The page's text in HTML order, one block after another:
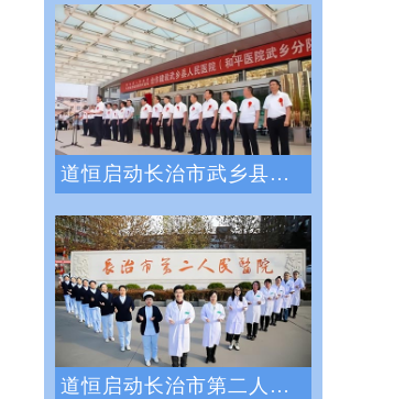
道恒启动长治市武乡县人民医院绩效管理体系
道恒启动长治市第二人民医院绩效管理咨询服